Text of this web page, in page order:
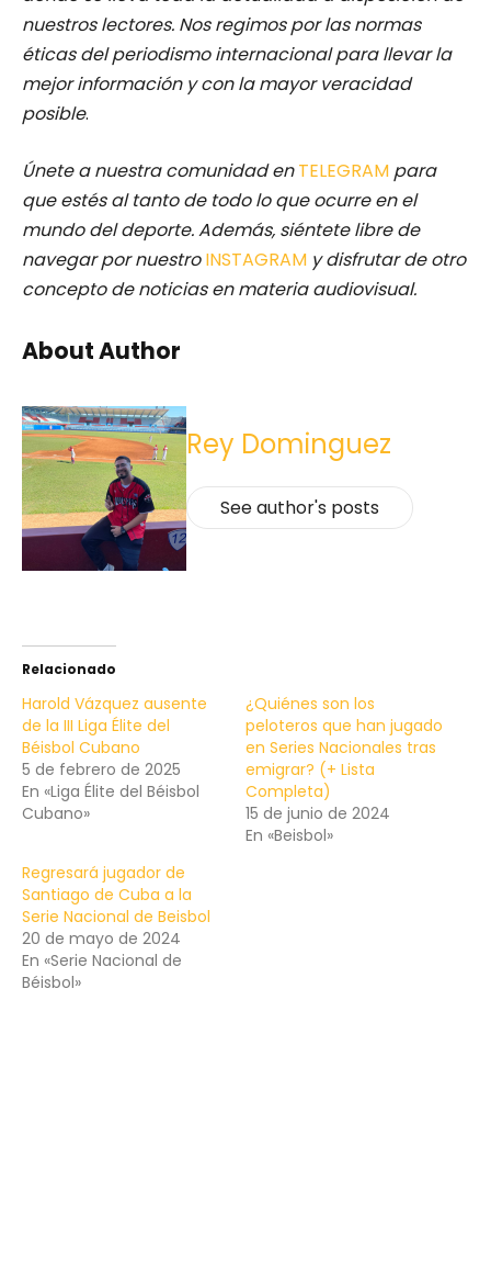
nuestros lectores. Nos regimos por las normas
éticas del periodismo internacional para llevar la
mejor información y con la mayor veracidad
posible.
Únete a nuestra comunidad enTELEGRAM para
que estés al tanto de todo lo que ocurre en el
mundo del deporte. Además, siéntete libre de
navegar por nuestro INSTAGRAM y disfrutar de otro
concepto de noticias en materia audiovisual.
About Author
Rey Dominguez
See author's posts
Relacionado
Harold Vázquez ausente
de la III Liga Élite del
Béisbol Cubano
5 de febrero de 2025
En «Liga Élite del Béisbol
Cubano»
¿Quiénes son los
peloteros que han jugado
en Series Nacionales tras
emigrar? (+ Lista
Completa)
15 de junio de 2024
En «Beisbol»
Regresará jugador de
Santiago de Cuba a la
Serie Nacional de Beisbol
20 de mayo de 2024
En «Serie Nacional de
Béisbol»